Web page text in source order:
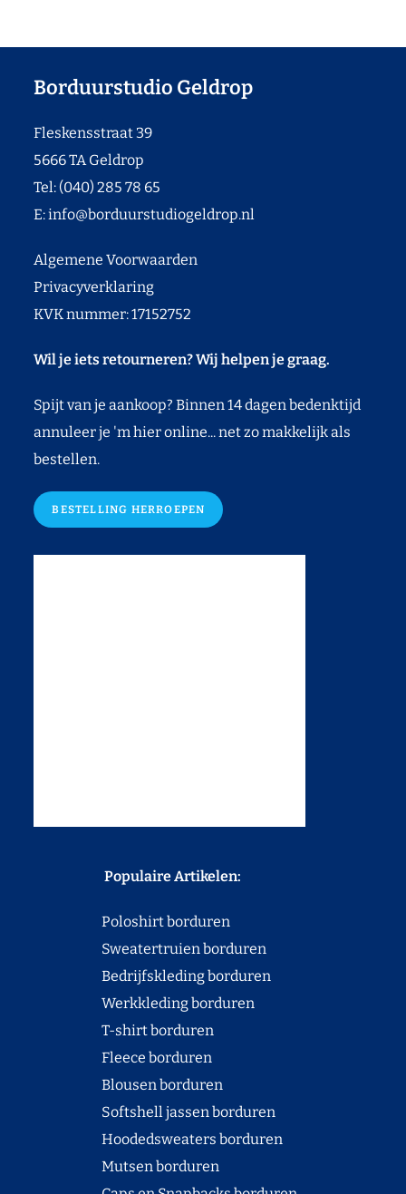
Borduurstudio Geldrop
Fleskensstraat 39
5666 TA Geldrop
Tel: (040) 285 78 65
E:info@borduurstudiogeldrop.nl
Algemene Voorwaarden
Privacyverklaring
KVK nummer: 17152752
Wil je iets retourneren? Wij helpen je graag.
Spijt van je aankoop? Binnen 14 dagen bedenktijd
annuleer je 'm hier online... net zo makkelijk als
bestellen.
BESTELLING HERROEPEN
Populaire Artikelen:
Poloshirt borduren
Sweatertruien borduren
Bedrijfskleding borduren
Werkkleding borduren
T-shirt borduren
Fleece borduren
Blousen borduren
Softshell jassen borduren
Hoodedsweaters borduren
Mutsen borduren